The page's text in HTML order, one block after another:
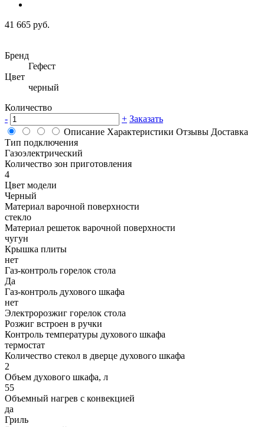
41 665 руб.
Бренд
Гефест
Цвет
черный
Количество
-
+ Заказать
Описание Характеристики Отзывы Доставка
Тип подключения
Газоэлектрический
Количество зон приготовления
4
Цвет модели
Черный
Материал варочной поверхности
стекло
Материал решеток варочной поверхности
чугун
Крышка плиты
нет
Газ-контроль горелок стола
Да
Газ-контроль духового шкафа
нет
Электророзжиг горелок стола
Розжиг встроен в ручки
Контроль температуры духового шкафа
термостат
Количество стекол в дверце духового шкафа
2
Объем духового шкафа, л
55
Объемный нагрев с конвекцией
да
Гриль